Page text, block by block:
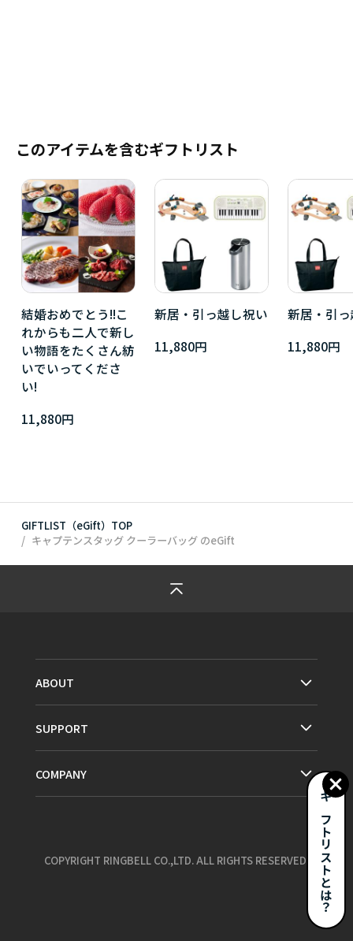
このアイテムを含むギフトリスト
結婚おめでとう!!こ
れからも二人で新し
い物語をたくさん紡
いでいってくださ
い!
11,880円
新居・引っ越し祝い
11,880円
新居・引
11,880円
GIFTLIST（eGift）TOP
キャプテンスタッグ クーラーバッグのeGift
ギフトリストとは？
ABOUT
SUPPORT
COMPANY
COPYRIGHT RINGBELL CO.,LTD. ALL RIGHTS RESERVED.